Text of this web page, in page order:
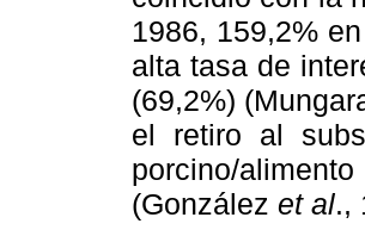
1986, 159,2%
alta tasa de
(69,2%)
el retiro al
porcino/
(González et al.,